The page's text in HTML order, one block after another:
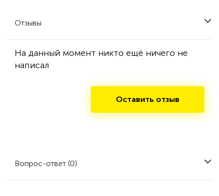
Отзывы
На данный момент никто ещё ничего не
написал
Оставить отзыв
Вопрос-ответ (0)